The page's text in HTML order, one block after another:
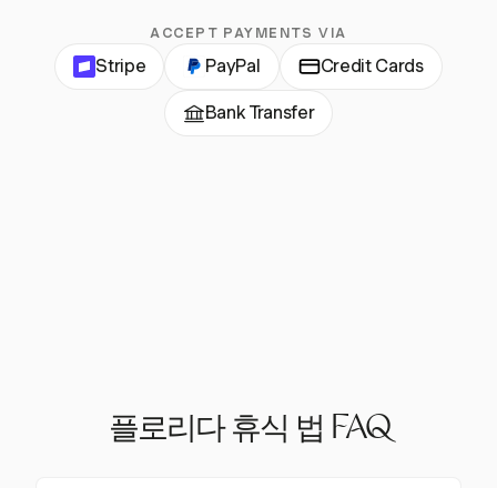
ACCEPT PAYMENTS VIA
Stripe PayPal Credit Cards
Bank Transfer
플로리다 휴식 법 FAQ